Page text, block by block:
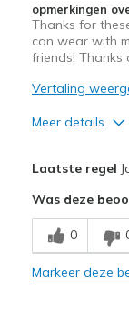
opmerkingen
Thanks for
can wear with
friends! Thanks
Vertaling
Meer details
Breathe Well
Comfortable
Laatste regel
Was deze
0
Markeer deze